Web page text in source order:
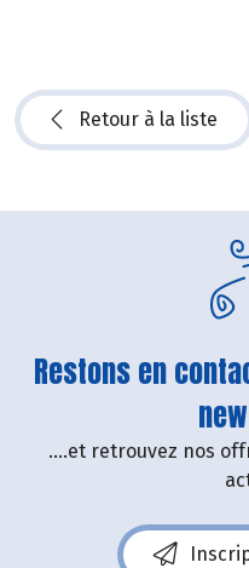
Retour à la liste
Restons en
....et retrouvez nos